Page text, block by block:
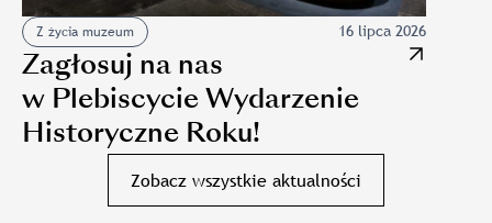
Z życia muzeum 16 lipca 2026
Zagłosuj na nas
w Plebiscycie Wydarzenie
Historyczne Roku!
Zobacz wszystkie aktualności